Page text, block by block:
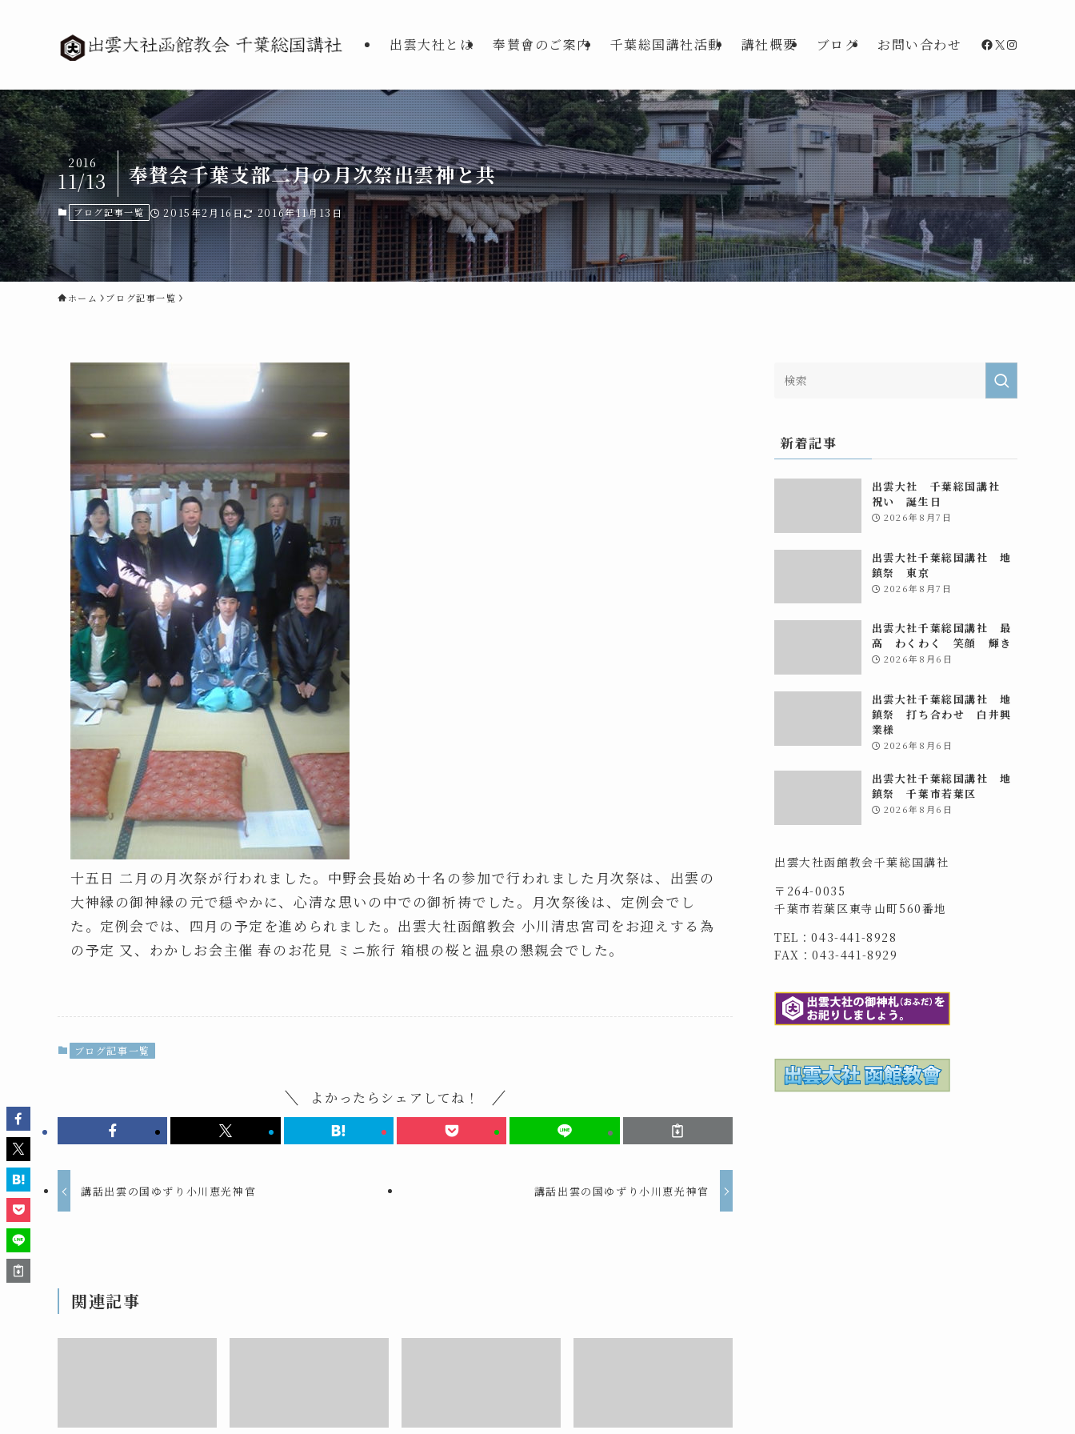
出雲大社とは 奉賛會のご案内 千葉総国講社活動 講社概要 ブログ お問い合わせ Facebook
X
奉賛会千葉支部二月の月次祭出雲神と共
2016
11/13
ブログ記事一覧 2015年2月16日 2016年11月13日
ホーム ブログ記事一覧
十五日 二月の月次祭が行われました。中野会長始め十名の参加で行われました月次祭は、出雲の
大神縁の御神縁の元で穏やかに、心清な思いの中での御祈祷でした。月次祭後は、定例会でし
た。定例会では、四月の予定を進められました。出雲大社函館教会 小川清忠宮司をお迎えする為
の予定 又、わかしお会主催 春のお花見 ミニ旅行 箱根の桜と温泉の懇親会でした。
ブログ記事一覧
よかったらシェアしてね！
講話出雲の国ゆずり小川恵光神官 講話出雲の国ゆずり小川恵光神官
関連記事
新着記事
出雲大社 千葉総国講社
祝い 誕生日
2026年8月7日
出雲大社千葉総国講社 地
鎮祭 東京
2026年8月7日
出雲大社千葉総国講社 最
高 わくわく 笑顔 輝き
2026年8月6日
出雲大社千葉総国講社 地
鎮祭 打ち合わせ 白井興
業様
2026年8月6日
出雲大社千葉総国講社 地
鎮祭 千葉市若葉区
2026年8月6日
出雲大社函館教会千葉総国講社
〒264-0035
千葉市若葉区東寺山町560番地
TEL：043-441-8928
FAX：043-441-8929